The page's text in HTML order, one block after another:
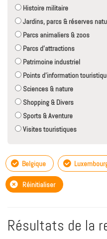
Histoire militaire
Jardins, parcs & réserves
Parcs animaliers & zoos
Parcs d'attractions
Patrimoine industriel
Points d'information
Sciences & nature
Shopping & Divers
Sports & Aventure
Visites touristiques
Belgique
Réinitialiser
Résultats de la